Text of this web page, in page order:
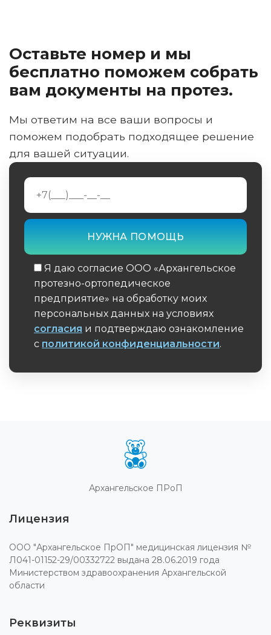
Оставьте номер и мы
бесплатно поможем собрать
вам документы на протез.
Мы ответим на все ваши вопросы и
поможем подобрать подходящее решение
для вашей ситуации.
Я даю согласие ООО «Архангельское
протезно-ортопедическое
предприятие» на обработку моих
персональных данных на условиях
согласия и подтверждаю ознакомление
с политикой конфиденциальности.
Архангельское ПРоП
Лицензия
ООО "Архангельское ПрОП" медицинская лицензия №
Л041-01152-29/00332722 выдана 28.06.2019 года
Министерством здравоохранения Архангельской
области
Реквизиты